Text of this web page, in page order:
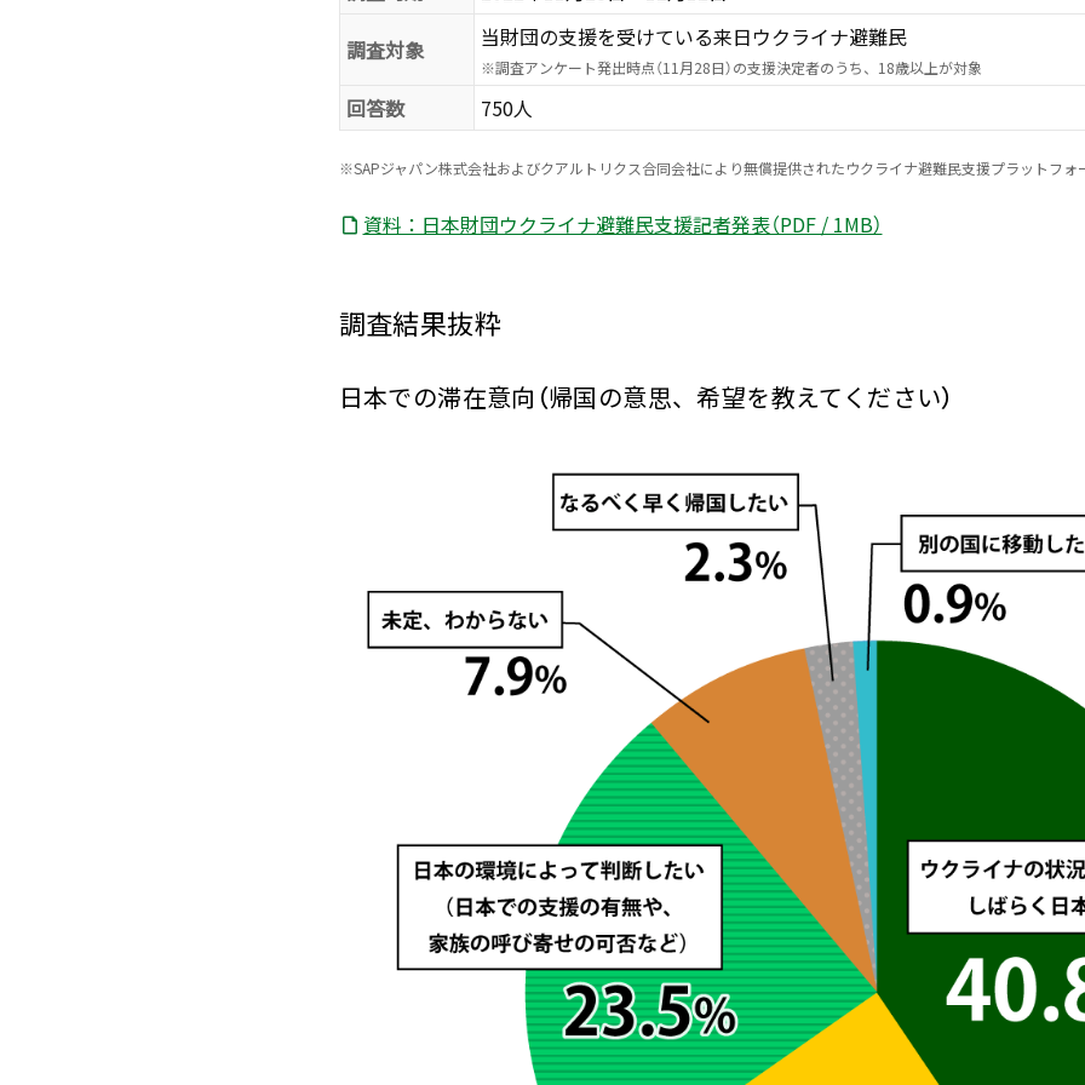
調査対象
当財団の支援を受けている来日ウクライナ避難民
※調査アンケート発出時点（11月28日）の支援決定者のうち、18歳以上が対象
回答数 750人
※SAPジャパン株式会社およびクアルトリクス合同会社により無償提供されたウクライナ避難民支援プラットフォ
資料：日本財団ウクライナ避難民支援記者発表（PDF / 1MB）
調査結果抜粋
日本での滞在意向（帰国の意思、希望を教えてください）